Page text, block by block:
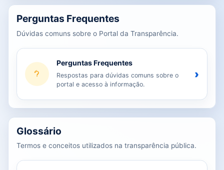
Perguntas Frequentes
Dúvidas comuns sobre o Portal da Transparência.
Perguntas Frequentes
Respostas para dúvidas comuns sobre o
portal e acesso à informação.
›
Glossário
Termos e conceitos utilizados na transparência pública.